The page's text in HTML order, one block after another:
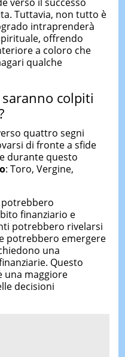
Tuttavia, non tutto è
intraprenderà
offrendo
a coloro che
qualche
colpiti
quattro segni
di fronte a sfide
durante questo
: Toro, Vergine,
finanziario e
potrebbero rivelarsi
potrebbero emergere
una
Questo
una maggiore
decisioni